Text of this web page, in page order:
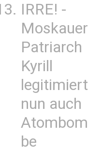
IRRE! -
Moskauer
Patriarch
Kyrill
legitimiert
nun auch
Atombom
be